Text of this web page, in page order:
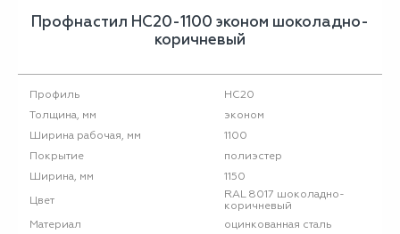
Профнастил НС20-1100 эконом шоколадно-
коричневый
Профиль
НС20
Толщина, мм
эконом
Ширина рабочая, мм
1100
Покрытие
полиэстер
Ширина, мм
1150
Цвет
RAL 8017 шоколадно-
коричневый
Материал
оцинкованная сталь